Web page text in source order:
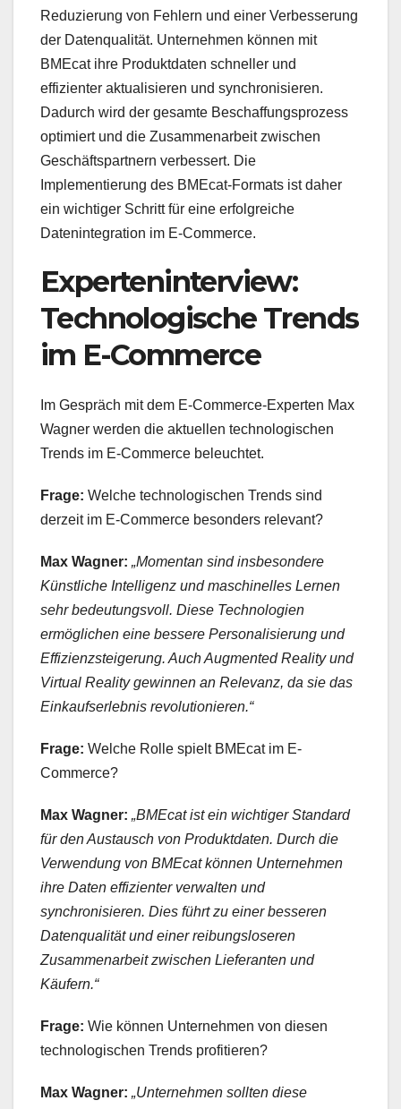
Reduzierung von Fehlern und einer Verbesserung
der Datenqualität. Unternehmen können mit
BMEcat ihre Produktdaten schneller und
effizienter aktualisieren und synchronisieren.
Dadurch wird der gesamte Beschaffungsprozess
optimiert und die Zusammenarbeit zwischen
Geschäftspartnern verbessert. Die
Implementierung des BMEcat-Formats ist daher
ein wichtiger Schritt für eine erfolgreiche
Datenintegration im E-Commerce.
Experteninterview:
Technologische Trends
im E-Commerce
Im Gespräch mit dem E-Commerce-Experten Max
Wagner werden die aktuellen technologischen
Trends im E-Commerce beleuchtet.
Frage: Welche technologischen Trends sind
derzeit im E-Commerce besonders relevant?
Max Wagner: „Momentan sind insbesondere
Künstliche Intelligenz und maschinelles Lernen
sehr bedeutungsvoll. Diese Technologien
ermöglichen eine bessere Personalisierung und
Effizienzsteigerung. Auch Augmented Reality und
Virtual Reality gewinnen an Relevanz, da sie das
Einkaufserlebnis revolutionieren.“
Frage: Welche Rolle spielt BMEcat im E-
Commerce?
Max Wagner: „BMEcat ist ein wichtiger Standard
für den Austausch von Produktdaten. Durch die
Verwendung von BMEcat können Unternehmen
ihre Daten effizienter verwalten und
synchronisieren. Dies führt zu einer besseren
Datenqualität und einer reibungsloseren
Zusammenarbeit zwischen Lieferanten und
Käufern.“
Frage: Wie können Unternehmen von diesen
technologischen Trends profitieren?
Max Wagner: „Unternehmen sollten diese